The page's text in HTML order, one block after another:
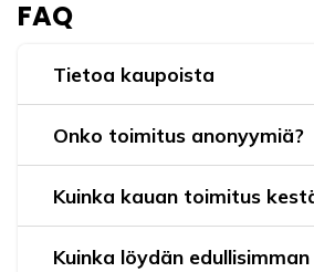
FAQ
Tietoa kaupoista
Onko toimitus anonyymiä?
Kuinka kauan toimitus
Kuinka löydän